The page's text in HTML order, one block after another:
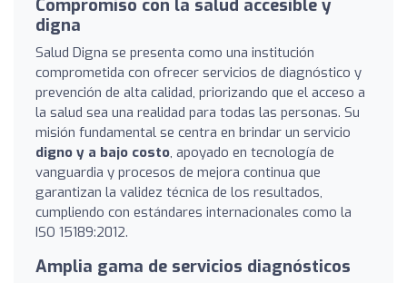
Compromiso con la salud accesible y
digna
Salud Digna se presenta como una institución
comprometida con ofrecer servicios de diagnóstico y
prevención de alta calidad, priorizando que el acceso a
la salud sea una realidad para todas las personas. Su
misión fundamental se centra en brindar un servicio
digno y a bajo costo, apoyado en tecnología de
vanguardia y procesos de mejora continua que
garantizan la validez técnica de los resultados,
cumpliendo con estándares internacionales como la
ISO 15189:2012.
Amplia gama de servicios diagnósticos